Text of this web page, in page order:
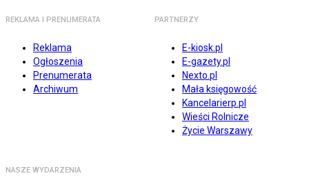
REKLAMA I PRENUMERATA
Reklama
Ogłoszenia
Prenumerata
Archiwum
PARTNERZY
E-kiosk.pl
E-gazety.pl
Nexto.pl
Mała księgowość
Kancelarierp.pl
Wieści Rolnicze
Życie Warszawy
NASZE WYDARZENIA